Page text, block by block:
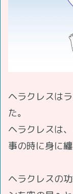
ヘラクレスは
た。
ヘラクレスは
事の時に身に
ヘラクレスの